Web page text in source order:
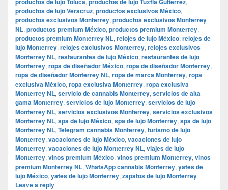
productos de lujo Veracruz, productos exclusivos México,
productos exclusivos Monterrey, productos exclusivos Monterrey
NL, productos premium México, productos premium Monterrey,
productos premium Monterrey NL, relojes de lujo México, relojes de
lujo Monterrey, relojes exclusivos Monterrey, relojes exclusivos
Monterrey NL, restaurantes de lujo México, restaurantes de lujo
Monterrey, ropa de diseñador México, ropa de diseñador Monterrey,
ropa de diseñador Monterrey NL, ropa de marca Monterrey, ropa
exclusiva México, ropa exclusiva Monterrey, ropa exclusiva
Monterrey NL, servicio de cannabis Monterrey, servicios de alta
gama Monterrey, servicios de lujo Monterrey, servicios de lujo
Monterrey NL, servicios exclusivos Monterrey, servicios exclusivos
Monterrey NL, spa de lujo México, spa de lujo Monterrey, spa de lujo
Monterrey NL, Telegram cannabis Monterrey, turismo de lujo
Monterrey, vacaciones de lujo México, vacaciones de lujo
Monterrey, vacaciones de lujo Monterrey NL, viajes de lujo
Monterrey, vinos premium México, vinos premium Monterrey, vinos
premium Monterrey NL, WhatsApp cannabis Monterrey, yates de
lujo México, yates de lujo Monterrey, zapatos de lujo Monterrey |
Leave a reply